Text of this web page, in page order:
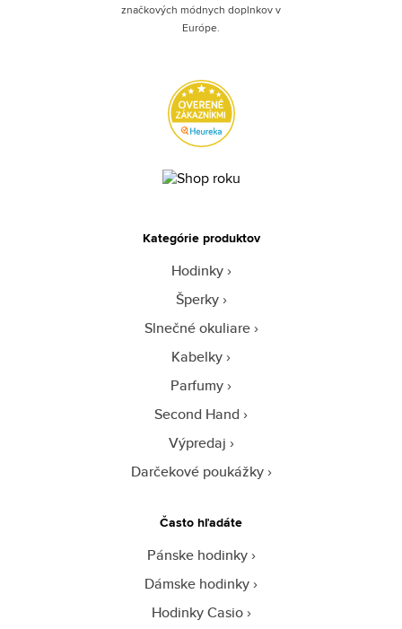
značkových módnych doplnkov v
Európe.
Kategórie produktov
Hodinky
Šperky
Slnečné okuliare
Kabelky
Parfumy
Second Hand
Výpredaj
Darčekové poukážky
Často hľadáte
Pánske hodinky
Dámske hodinky
Hodinky Casio